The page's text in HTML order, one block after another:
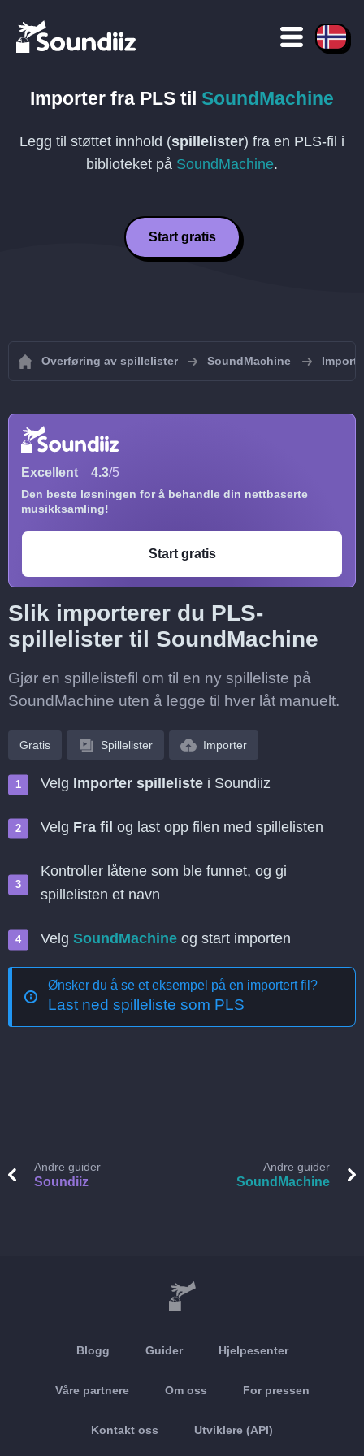
Importer fra PLS til SoundMachine
Legg til støttet innhold (spillelister) fra en PLS-fil i
biblioteket på SoundMachine.
Start gratis
Overføring av spillelister SoundMachine
Excellent 4.3/5
Den beste løsningen for å behandle din nettbaserte
musikksamling!
Start gratis
Slik importerer du PLS-
spillelister til SoundMachine
Gjør en spillelistefil om til en ny spilleliste på
SoundMachine uten å legge til hver låt manuelt.
Gratis Spillelister Importer
Velg Importer spilleliste i Soundiiz
Velg Fra fil og last opp filen med spillelisten
Kontroller låtene som ble funnet, og gi
spillelisten et navn
Velg SoundMachine og start importen
Ønsker du å se et eksempel på en importert fil?
Last ned spilleliste som PLS
Andre guider
Soundiiz
Andre guider
SoundMachine
Blogg Guider Hjelpesenter
Våre partnere Om oss For pressen
Kontakt oss Utviklere (API)